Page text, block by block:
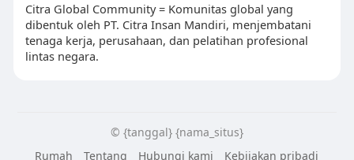
Citra Global Community = Komunitas global yang
dibentuk oleh PT. Citra Insan Mandiri, menjembatani
tenaga kerja, perusahaan, dan pelatihan profesional
lintas negara.
© {tanggal} {nama_situs}
Rumah
Tentang Hubungi kami Kebijakan pribadi